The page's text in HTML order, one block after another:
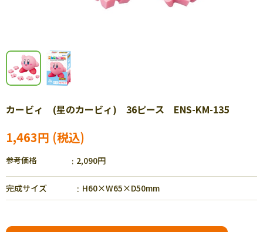
カービィ (星のカービィ) 36ピース ENS-KM-135
1,463円
参考価格 2,090円
完成サイズ H60×W65×D50mm